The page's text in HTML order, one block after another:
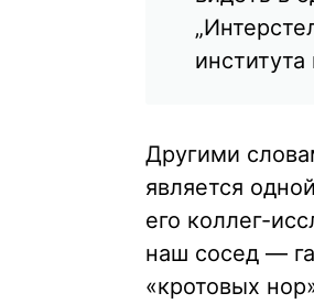
Другими
является
его коллег-
наш сосед —
«кротовых